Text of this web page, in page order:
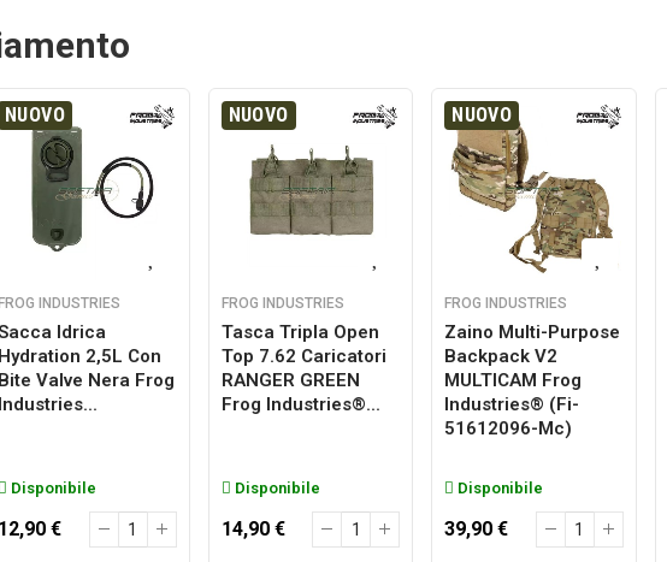
NUOVO
FROG INDUSTRIES
Idrica
Hydration 2,5L Con
Bite Valve Nera Frog
Industries...
Disponibile
12,90 €
NUOVO
FROG INDUSTRIES
Tasca Tripla Open
Top 7.62 Caricatori
RANGER GREEN
Frog Industries®...
Disponibile
14,90 €
NUOVO
FROG INDUSTRIES
Zaino Multi-Purpose
Backpack V2
MULTICAM Frog
Industries® (fi-
51612096-Mc)
Disponibile
39,90 €